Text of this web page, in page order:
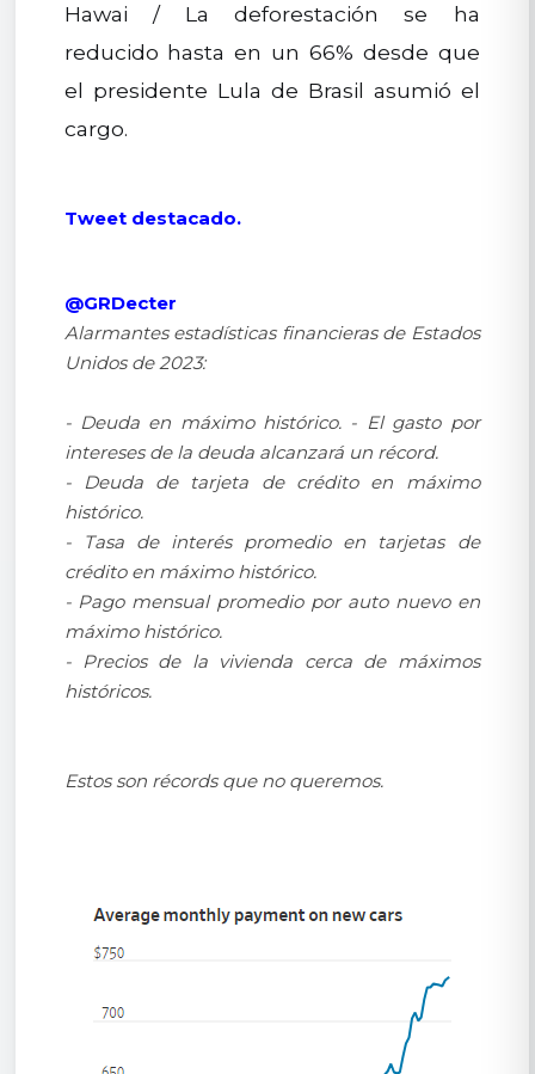
Hawai / La deforestación se ha
reducido hasta en un 66% desde que
el presidente Lula de Brasil asumió el
cargo.
Tweet destacado.
@GRDecter
Alarmantes estadísticas financieras de Estados
Unidos de 2023:
- Deuda en máximo histórico. - El gasto por
intereses de la deuda alcanzará un récord.
- Deuda de tarjeta de crédito en máximo
histórico.
- Tasa de interés promedio en tarjetas de
crédito en máximo histórico.
- Pago mensual promedio por auto nuevo en
máximo histórico.
- Precios de la vivienda cerca de máximos
históricos.
Estos son récords que no queremos.